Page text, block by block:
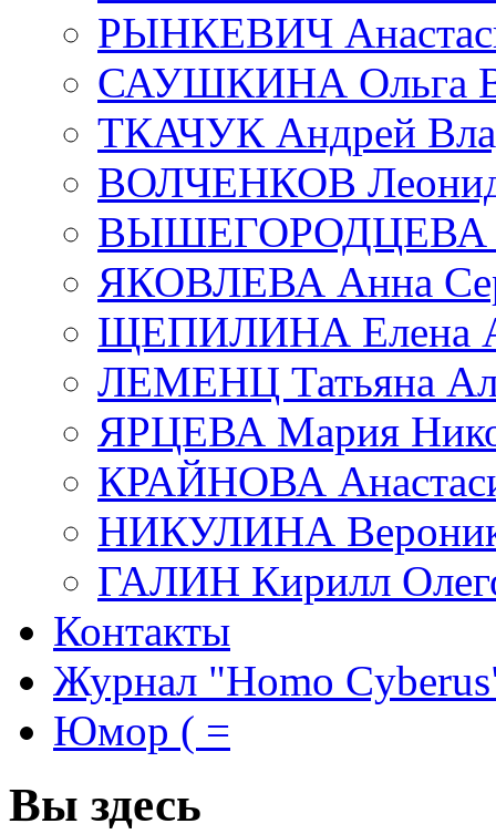
РЫНКЕВИЧ
САУШКИНА Ольга
ТКАЧУК Андрей
ВОЛЧЕНКОВ Леонид
ВЫШЕГОРОДЦЕВА
ЯКОВЛЕВА Анна
ЩЕПИЛИНА Елена
ЛЕМЕНЦ Татьяна
ЯРЦЕВА Мария
КРАЙНОВА
НИКУЛИНА
ГАЛИН Кирилл
Контакты
Журнал "Homo
Юмор ( =
Вы здесь